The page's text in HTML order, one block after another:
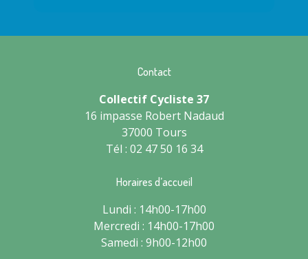
Contact
Collectif Cycliste 37
16 impasse Robert Nadaud
37000 Tours
Tél : 02 47 50 16 34
Horaires d’accueil
Lundi : 14h00-17h00
Mercredi : 14h00-17h00
Samedi : 9h00-12h00